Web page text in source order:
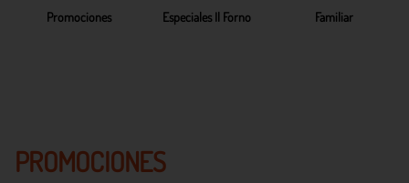
Promociones Especiales Il Forno Familiar
PROMOCIONES